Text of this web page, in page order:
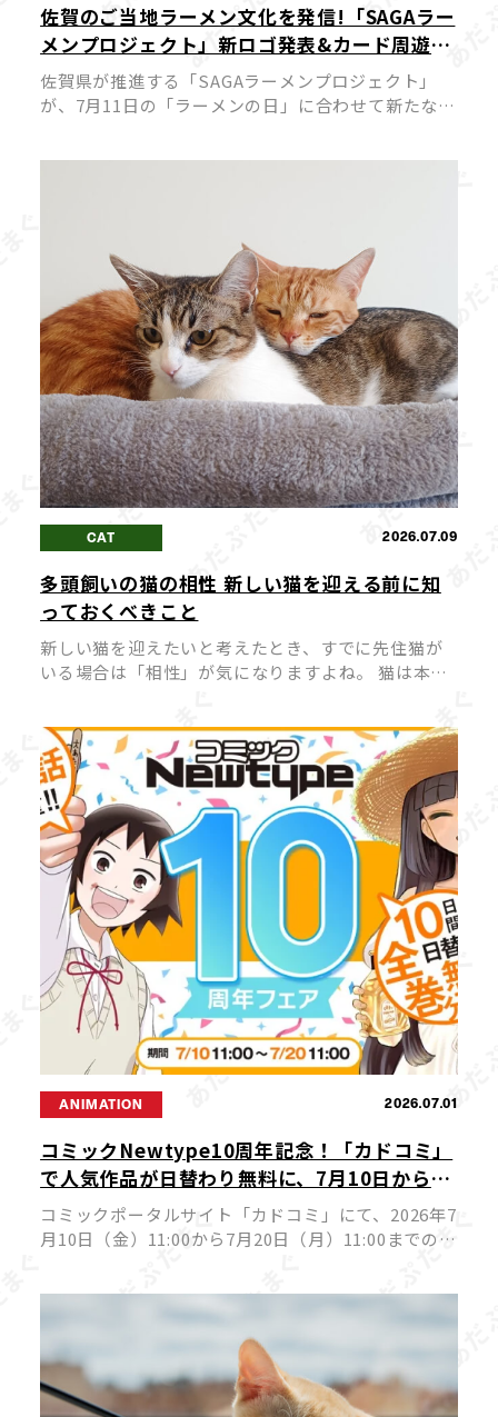
佐賀のご当地ラーメン文化を発信!「SAGAラー
メンプロジェクト」新ロゴ発表&カード周遊キ
ャンペーンが7月11日スタート
佐賀県が推進する「SAGAラーメンプロジェクト」
が、7月11日の「ラーメンの日」に合わせて新たな展
CAT 2026.07.09
多頭飼いの猫の相性 新しい猫を迎える前に知
っておくべきこと
新しい猫を迎えたいと考えたとき、すでに先住猫が
いる場合は「相性」が気になりますよね。 猫は本来
なってしまうことも。 猫同士が穏や […]
ANIMATION 2026.07.01
コミックNewtype10周年記念！「カドコミ」
で人気作品が日替わり無料に、7月10日から10
日間の豪華フェア開催
コミックポータルサイト「カドコミ」にて、2026年7
月10日（金）11:00から7月20日（月）11:00までの期